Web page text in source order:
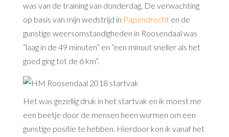
was van de training van donderdag. De verwachting
op basis van mijn wedstrijd in Papendrechten de
gunstige weersomstandigheden in Roosendaal was
“laag in de 49 minuten” en “een minuut sneller als het
goed ging tot de 6 km”.
Het was gezellig druk in het startvak en ik moest me
een beetje door de mensen heen wurmen om een
gunstige positie te hebben. Hierdoor kon ik vanaf het